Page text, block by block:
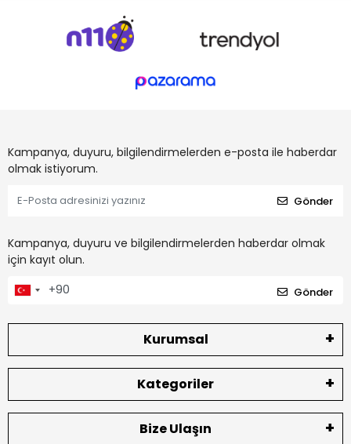
Kampanya, duyuru, bilgilendirmelerden e-posta ile haberdar
olmak istiyorum.
Gönder
Kampanya, duyuru ve bilgilendirmelerden haberdar olmak
için kayıt olun.
Gönder
Kurumsal
Kategoriler
Bize Ulaşın